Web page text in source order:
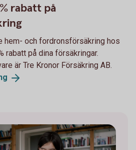
rabatt på
hem- och fordronsförsäkring hos
rabatt på dina försäkringar.
är Tre Kronor Försäkring AB.